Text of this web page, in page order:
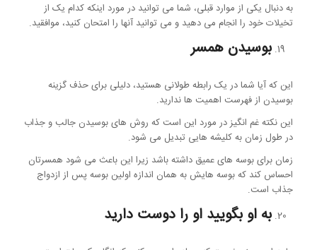
به دنبال یکی از موارد قبلی، شما می توانید در مورد اینکه کدام یک از
تخیلات خود را انجام می دهید و می توانید آنها را امتحان کنید، موافقید.
بوسیدن همسر
این که آیا شما در یک رابطه طولانی هستید، دلیلی برای حذف گزینه
بوسیدن از فهرست اهمیت ها ندارید.
این نکته غم انگیز در مورد این است که روش های بوسیدن جالب و جذاب
در طول زمان به کلیشه هایی تبدیل می شود.
زمان برای بوسه های عمیق داشته باشد زیرا این باعث می شود همسرتان
احساس کند که بوسه هایش به همان اندازه اولین بوسه پس از ازدواج
جذاب است.
به او بگویید او را دوست دارید